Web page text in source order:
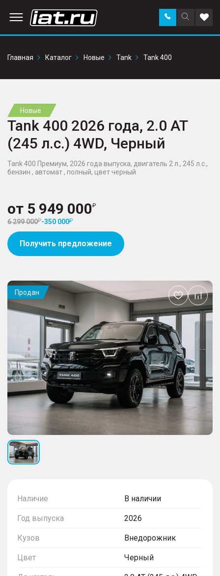
Поиск
по
Заказать
звонок в
Главная
Каталог Новые Tank Tank 400
Новые
Tank 400 2026 года, 2.0 AT
(245 л.с.) 4WD, Черный
Tank 400 Премиум, 2026 года выпуска, двигатель 2 л., 245 л.с.,
бензин , автомат , полный, цвет черный
от 5 949 000
6 299 000 -350 000
Получить предложение
Наличие В наличии
Год выпуска 2026
Кузов Внедорожник
Цвет Черный
Продан
Добавить
в
избранное